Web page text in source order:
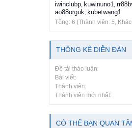
iwinclubp, kuwinuno1,
ao88orguk, kubetwang1
Tổng: 6 (Thành viên: 5,
THỐNG KÊ DIỄN ĐÀN
Đề tài thảo luận:
Bài viết:
Thành viên:
Thành viên mới nhất:
CÓ THỂ BẠN QUAN